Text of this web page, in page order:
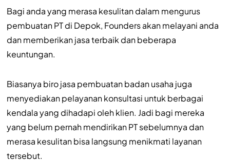
Bagi anda yang merasa kesulitan dalam mengurus
pembuatan PT di Depok, Founders akan melayani anda
dan memberikan jasa terbaik dan beberapa
keuntungan.
Biasanya biro jasa pembuatan badan usaha juga
menyediakan pelayanan konsultasi untuk berbagai
kendala yang dihadapi oleh klien. Jadi bagi mereka
yang belum pernah mendirikan PT sebelumnya dan
merasa kesulitan bisa langsung menikmati layanan
tersebut.